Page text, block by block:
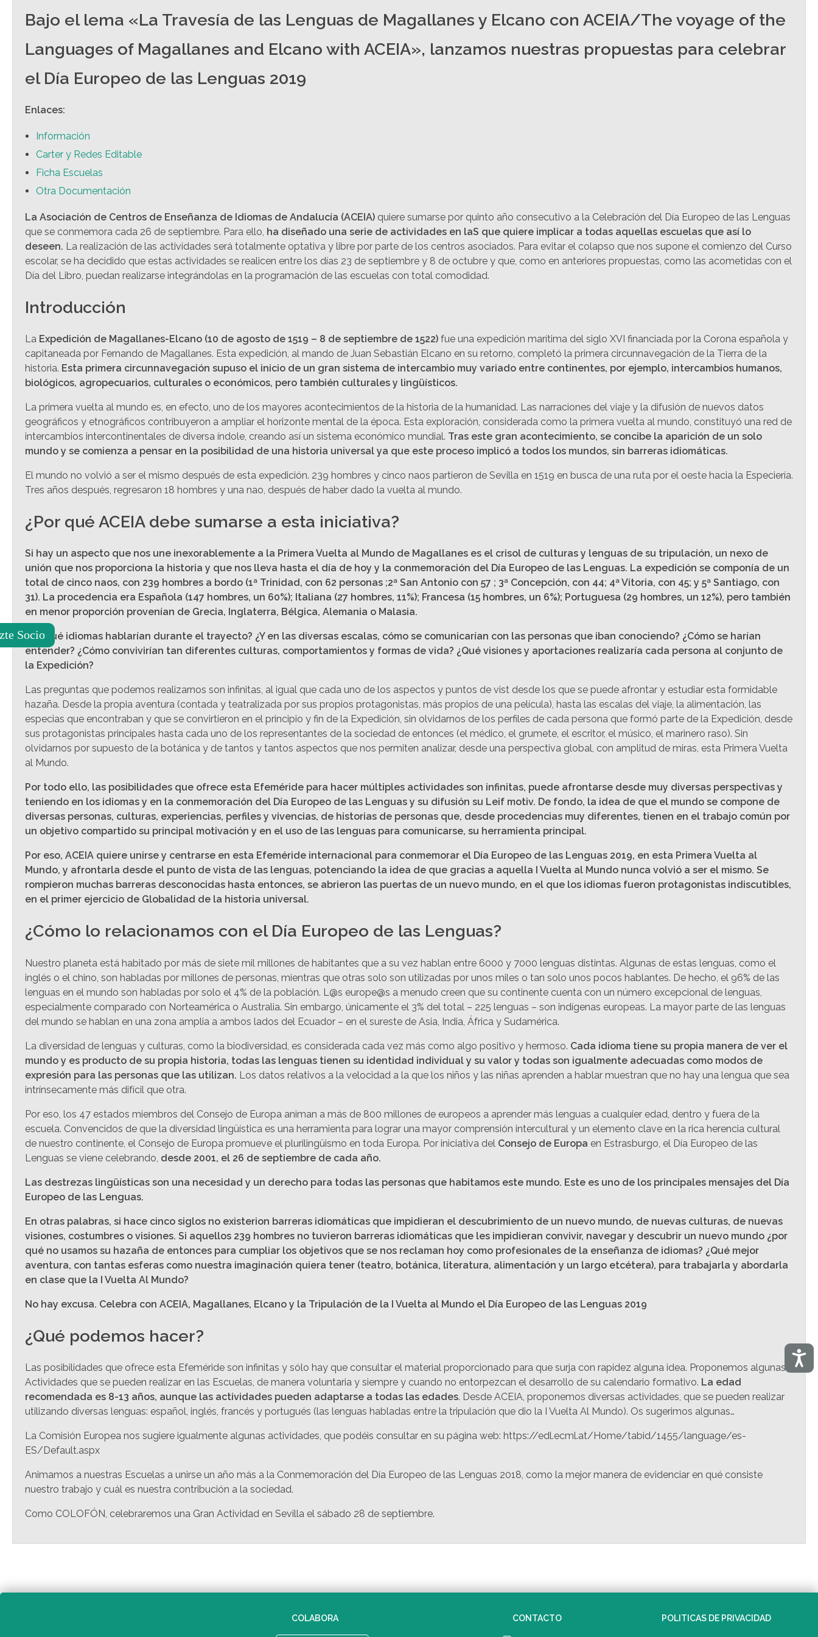
accesibilidad.
Bajo el lema «La Travesía de las Lenguas de Magallanes y Elcano con ACEIA/The voyage of the
Languages of Magallanes and Elcano with ACEIA», lanzamos nuestras propuestas para celebrar
el Día Europeo de las Lenguas 2019
Enlaces:
Información
Carter y Redes Editable
Ficha Escuelas
Otra Documentación
La Asociación de Centros de Enseñanza de Idiomas de Andalucía (ACEIA) quiere sumarse por quinto año consecutivo a la Celebración del Día Europeo de las Lenguas
que se conmemora cada 26 de septiembre. Para ello, ha diseñado una serie de actividades en laS que quiere implicar a todas aquellas escuelas que así lo
deseen. La realización de las actividades será totalmente optativa y libre por parte de los centros asociados. Para evitar el colapso que nos supone el comienzo del Curso
escolar, se ha decidido que estas actividades se realicen entre los días 23 de septiembre y 8 de octubre y que, como en anteriores propuestas, como las acometidas con el
Día del Libro, puedan realizarse integrándolas en la programación de las escuelas con total comodidad.
Introducción
La Expedición de Magallanes-Elcano (10 de agosto de 1519 – 8 de septiembre de 1522) fue una expedición marítima del siglo XVI financiada por la Corona española y
capitaneada por Fernando de Magallanes. Esta expedición, al mando de Juan Sebastián Elcano en su retorno, completó la primera circunnavegación de la Tierra de la
historia. Esta primera circunnavegación supuso el inicio de un gran sistema de intercambio muy variado entre continentes, por ejemplo, intercambios humanos,
biológicos, agropecuarios, culturales o económicos, pero también culturales y lingüísticos.
La primera vuelta al mundo es, en efecto, uno de los mayores acontecimientos de la historia de la humanidad. Las narraciones del viaje y la difusión de nuevos datos
geográficos y etnográficos contribuyeron a ampliar el horizonte mental de la época. Esta exploración, considerada como la primera vuelta al mundo, constituyó una red de
intercambios intercontinentales de diversa índole, creando así un sistema económico mundial. Tras este gran acontecimiento, se concibe la aparición de un solo
mundo y se comienza a pensar en la posibilidad de una historia universal ya que este proceso implicó a todos los mundos, sin barreras idiomáticas.
El mundo no volvió a ser el mismo después de esta expedición. 239 hombres y cinco naos partieron de Sevilla en 1519 en busca de una ruta por el oeste hacia la Especiería.
Tres años después, regresaron 18 hombres y una nao, después de haber dado la vuelta al mundo.
¿Por qué ACEIA debe sumarse a esta iniciativa?
Si hay un aspecto que nos une inexorablemente a la Primera Vuelta al Mundo de Magallanes es el crisol de culturas y lenguas de su tripulación, un nexo de
unión que nos proporciona la historia y que nos lleva hasta el día de hoy y la conmemoración del Día Europeo de las Lenguas. La expedición se componía de un
total de cinco naos, con 239 hombres a bordo (1ª Trinidad, con 62 personas ;2ª San Antonio con 57 ; 3ª Concepción, con 44; 4ª Vitoria, con 45; y 5ª Santiago, con
31). La procedencia era Española (147 hombres, un 60%); Italiana (27 hombres, 11%); Francesa (15 hombres, un 6%); Portuguesa (29 hombres, un 12%), pero también
en menor proporción provenían de Grecia, Inglaterra, Bélgica, Alemania o Malasia.
¿En qué idiomas hablarían durante el trayecto? ¿Y en las diversas escalas, cómo se comunicarían con las personas que iban conociendo? ¿Cómo se harían
entender? ¿Cómo convivirían tan diferentes culturas, comportamientos y formas de vida? ¿Qué visiones y aportaciones realizaría cada persona al conjunto de
la Expedición?
Las preguntas que podemos realizarnos son infinitas, al igual que cada uno de los aspectos y puntos de vist desde los que se puede afrontar y estudiar esta formidable
hazaña. Desde la propia aventura (contada y teatralizada por sus propios protagonistas, más propios de una película), hasta las escalas del viaje, la alimentación, las
especias que encontraban y que se convirtieron en el principio y fin de la Expedición, sin olvidarnos de los perfiles de cada persona que formó parte de la Expedición, desde
sus protagonistas principales hasta cada uno de los representantes de la sociedad de entonces (el médico, el grumete, el escritor, el músico, el marinero raso). Sin
olvidarnos por supuesto de la botánica y de tantos y tantos aspectos que nos permiten analizar, desde una perspectiva global, con amplitud de miras, esta Primera Vuelta
al Mundo.
Por todo ello, las posibilidades que ofrece esta Efeméride para hacer múltiples actividades son infinitas, puede afrontarse desde muy diversas perspectivas y
teniendo en los idiomas y en la conmemoración del Día Europeo de las Lenguas y su difusión su Leif motiv. De fondo, la idea de que el mundo se compone de
diversas personas, culturas, experiencias, perfiles y vivencias, de historias de personas que, desde procedencias muy diferentes, tienen en el trabajo común por
un objetivo compartido su principal motivación y en el uso de las lenguas para comunicarse, su herramienta principal.
Por eso, ACEIA quiere unirse y centrarse en esta Efeméride internacional para conmemorar el Día Europeo de las Lenguas 2019, en esta Primera Vuelta al
Mundo, y afrontarla desde el punto de vista de las lenguas, potenciando la idea de que gracias a aquella I Vuelta al Mundo nunca volvió a ser el mismo. Se
rompieron muchas barreras desconocidas hasta entonces, se abrieron las puertas de un nuevo mundo, en el que los idiomas fueron protagonistas indiscutibles,
en el primer ejercicio de Globalidad de la historia universal.
¿Cómo lo relacionamos con el Día Europeo de las Lenguas?
Nuestro planeta está habitado por más de siete mil millones de habitantes que a su vez hablan entre 6000 y 7000 lenguas distintas. Algunas de estas lenguas, como el
inglés o el chino, son habladas por millones de personas, mientras que otras solo son utilizadas por unos miles o tan solo unos pocos hablantes. De hecho, el 96% de las
lenguas en el mundo son habladas por solo el 4% de la población. L@s europe@s a menudo creen que su continente cuenta con un número excepcional de lenguas,
especialmente comparado con Norteamérica o Australia. Sin embargo, únicamente el 3% del total – 225 lenguas – son indígenas europeas. La mayor parte de las lenguas
del mundo se hablan en una zona amplia a ambos lados del Ecuador – en el sureste de Asia, India, África y Sudamérica.
La diversidad de lenguas y culturas, como la biodiversidad, es considerada cada vez más como algo positivo y hermoso. Cada idioma tiene su propia manera de ver el
mundo y es producto de su propia historia, todas las lenguas tienen su identidad individual y su valor y todas son igualmente adecuadas como modos de
expresión para las personas que las utilizan. Los datos relativos a la velocidad a la que los niños y las niñas aprenden a hablar muestran que no hay una lengua que sea
intrínsecamente más difícil que otra.
Por eso, los 47 estados miembros del Consejo de Europa animan a más de 800 millones de europeos a aprender más lenguas a cualquier edad, dentro y fuera de la
escuela. Convencidos de que la diversidad lingüística es una herramienta para lograr una mayor comprensión intercultural y un elemento clave en la rica herencia cultural
de nuestro continente, el Consejo de Europa promueve el plurilingüismo en toda Europa. Por iniciativa del Consejo de Europa en Estrasburgo, el Día Europeo de las
Lenguas se viene celebrando, desde 2001, el 26 de septiembre de cada año.
Las destrezas lingüísticas son una necesidad y un derecho para todas las personas que habitamos este mundo. Este es uno de los principales mensajes del Día
Europeo de las Lenguas.
En otras palabras, si hace cinco siglos no existerion barreras idiomáticas que impidieran el descubrimiento de un nuevo mundo, de nuevas culturas, de nuevas
visiones, costumbres o visiones. Si aquellos 239 hombres no tuvieron barreras idiomáticas que les impidieran convivir, navegar y descubrir un nuevo mundo ¿por
qué no usamos su hazaña de entonces para cumpliar los objetivos que se nos reclaman hoy como profesionales de la enseñanza de idiomas? ¿Qué mejor
aventura, con tantas esferas como nuestra imaginación quiera tener (teatro, botánica, literatura, alimentación y un largo etcétera), para trabajarla y abordarla
en clase que la I Vuelta Al Mundo?
No hay excusa. Celebra con ACEIA, Magallanes, Elcano y la Tripulación de la I Vuelta al Mundo el Día Europeo de las Lenguas 2019
¿Qué podemos hacer?
Las posibilidades que ofrece esta Efeméride son infinitas y sólo hay que consultar el material proporcionado para que surja con rapidez alguna idea. Proponemos algunas
Actividades que se pueden realizar en las Escuelas, de manera voluntaria y siempre y cuando no entorpezcan el desarrollo de su calendario formativo. La edad
recomendada es 8-13 años, aunque las actividades pueden adaptarse a todas las edades. Desde ACEIA, proponemos diversas actividades, que se pueden realizar
utilizando diversas lenguas: español, inglés, francés y portugués (las lenguas habladas entre la tripulación que dio la I Vuelta Al Mundo). Os sugerimos algunas…
La Comisión Europea nos sugiere igualmente algunas actividades, que podéis consultar en su página web: https://edl.ecml.at/Home/tabid/1455/language/es-
ES/Default.aspx
Animamos a nuestras Escuelas a unirse un año más a la Conmemoración del Día Europeo de las Lenguas 2018, como la mejor manera de evidenciar en qué consiste
nuestro trabajo y cuál es nuestra contribución a la sociedad.
Como COLOFÓN, celebraremos una Gran Actividad en Sevilla el sábado 28 de septiembre.
COLABORA CONTACTO POLITICAS DE PRIVACIDAD
Socio